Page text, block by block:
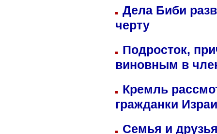
Дела Биби
черту
Подросток,
виновным в
Кремль
гражданки
Семья и